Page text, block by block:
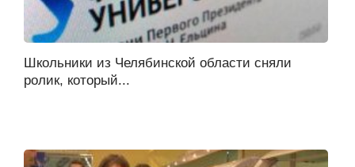
Школьники из Челябинской области сняли
ролик, который...